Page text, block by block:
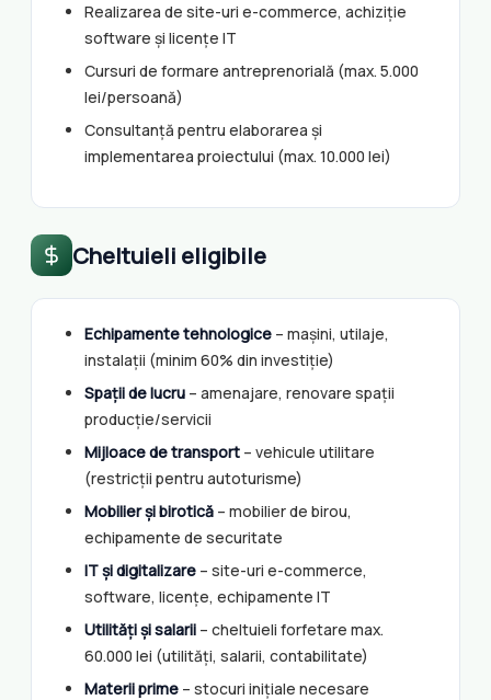
Realizarea de site-uri e-commerce, achiziție
software și licențe IT
Cursuri de formare antreprenorială (max. 5.000
lei/persoană)
Consultanță pentru elaborarea și
implementarea proiectului (max. 10.000 lei)
Cheltuieli eligibile
Echipamente tehnologice– mașini, utilaje,
instalații (minim 60% din investiție)
Spații de lucru– amenajare, renovare spații
producție/servicii
Mijloace de transport– vehicule utilitare
(restricții pentru autoturisme)
Mobilier și birotică– mobilier de birou,
echipamente de securitate
IT și digitalizare– site-uri e-commerce,
software, licențe, echipamente IT
Utilități și salarii– cheltuieli forfetare max.
60.000 lei (utilități, salarii, contabilitate)
Materii prime– stocuri inițiale necesare